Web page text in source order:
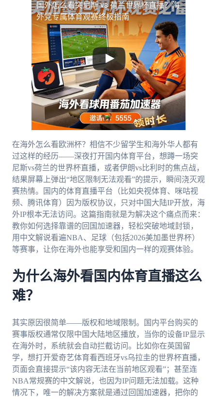
国外怎么看突尼斯 vs 荷兰世界杯直播？海
外党专属体育观赛终极指南
在海外怎么看欧洲杯？相信不少留学生和海外华人都有
过这样的经历——深夜打开国内体育平台，想蹲一场突
尼斯vs荷兰的世界杯直播，或者伊朗vs比利时的焦点战，
结果屏幕上弹出“地区限制无法观看”的提示，瞬间浇灭观
赛热情。国内的体育直播平台（比如央视体育、咪咕视
频、腾讯体育）因为版权协议，只对中国大陆IP开放，海
外IP根本无法访问。这篇指南就是为解决这个痛点而来：
教你如何选择靠谱的回国加速器，轻松突破地域封锁，
用中文解说看遍NBA、足球（包括2026美加墨世界杯）
等赛事，让你在海外也能享受和国内一样的观赛体验。
为什么海外看国内体育直播这么
难？
其实原因很简单——版权和地域限制。国内平台购买的
赛事版权通常仅限中国大陆地区播放，当你的设备IP显示
在海外时，系统就会自动拦截访问。比如你在英国留
学，想打开爱奇艺体育看西班牙vs乌拉圭的世界杯直播，
页面会直接提示“该内容无法在当前地区观看”；甚至连
NBA常规赛的中文解说，也因为IP问题无法加载。这种
情况下，唯一的解决方案就是通过回国加速器，把你的